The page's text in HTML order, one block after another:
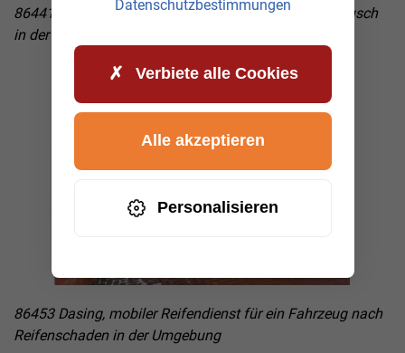
86441 Zusmarshausen, Felgenwechsel und Reifentausch
in der Nacht
86453 Dasing, mobiler Reifendienst für ein Fahrzeug nach
Reifenschaden in der Umgebung
Datenschutzbestimmungen
Verbiete alle Cookies
Personalisieren
Alle akzeptieren